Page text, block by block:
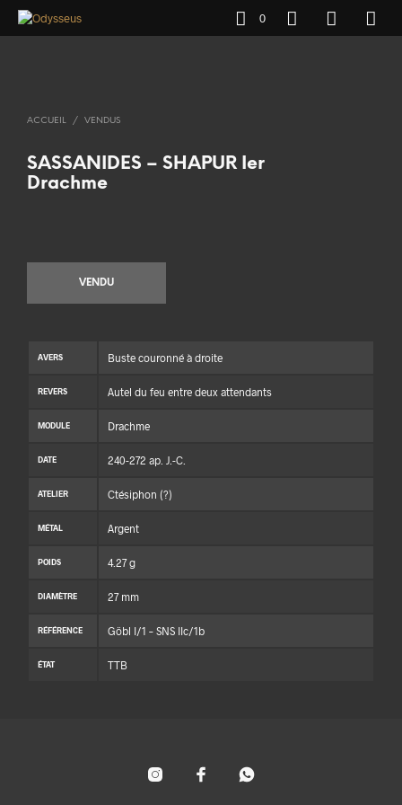
0
ACCUEIL / VENDUS
SASSANIDES – SHAPUR Ier
Drachme
VENDU
AVERS Buste couronné à droite
REVERS Autel du feu entre deux attendants
MODULE Drachme
DATE 240-272 ap. J.-C.
ATELIER Ctésiphon (?)
MÉTAL Argent
POIDS 4.27 g
DIAMÈTRE 27 mm
RÉFÉRENCE Göbl I/1 – SNS IIc/1b
ÉTAT TTB